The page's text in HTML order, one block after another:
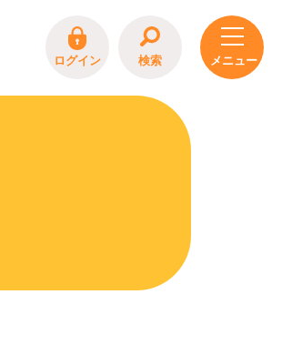
ログイン 検索